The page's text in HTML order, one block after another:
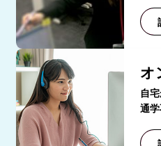
オ
自
通